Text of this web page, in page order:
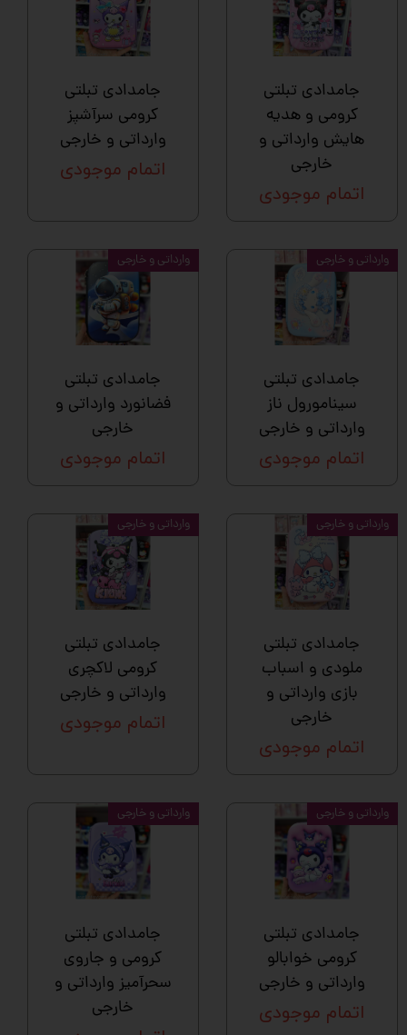
جامدادی تبلتی
کرومی و هدیه
هایش وارداتی و
خارجی
اتمام موجودی
جامدادی تبلتی
کرومی سرآشپز
وارداتی و خارجی
اتمام موجودی
جامدادی تبلتی
سینامورول ناز
وارداتی و خارجی
اتمام موجودی
وارداتی و خارجی
جامدادی تبلتی
فضانورد وارداتی و
خارجی
اتمام موجودی
وارداتی و خارجی
جامدادی تبلتی
ملودی و اسباب
بازی وارداتی و
خارجی
اتمام موجودی
وارداتی و خارجی
جامدادی تبلتی
کرومی لاکچری
وارداتی و خارجی
اتمام موجودی
وارداتی و خارجی
جامدادی تبلتی
کرومی خوابالو
وارداتی و خارجی
اتمام موجودی
وارداتی و خارجی
جامدادی تبلتی
کرومی و جاروی
سحرآمیز وارداتی و
خارجی
وارداتی و خارجی